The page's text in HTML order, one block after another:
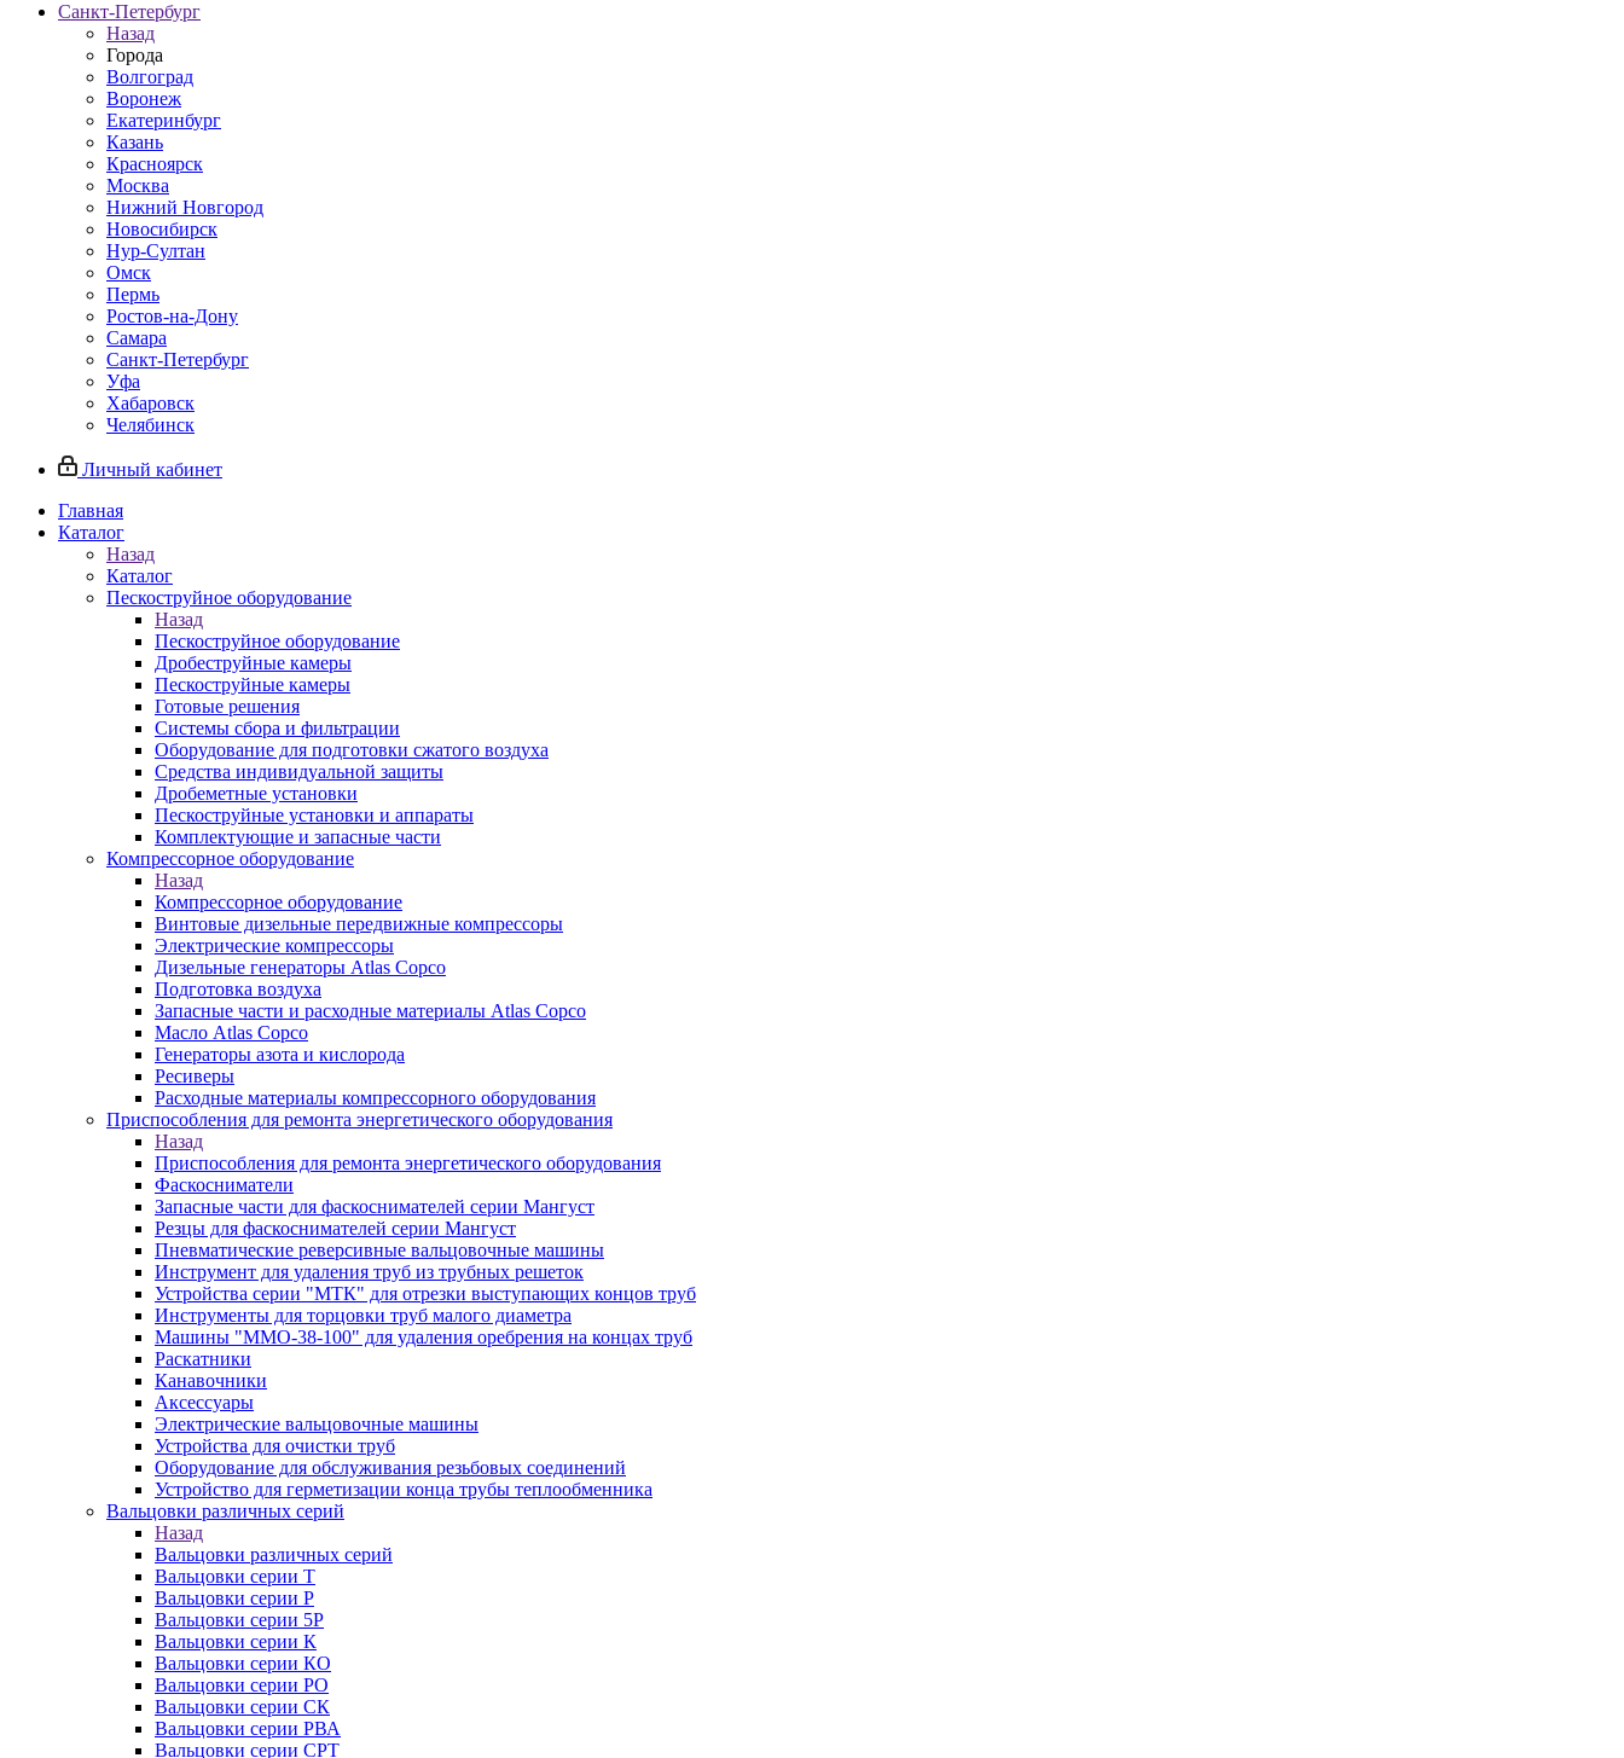
Санкт-Петербург
Назад
Города
Волгоград
Воронеж
Екатеринбург
Казань
Красноярск
Москва
Нижний Новгород
Новосибирск
Нур-Султан
Омск
Пермь
Ростов-на-Дону
Самара
Санкт-Петербург
Уфа
Хабаровск
Челябинск
Личный кабинет
Главная
Каталог
Назад
Каталог
Пескоструйное оборудование
Назад
Пескоструйное оборудование
Дробеструйные камеры
Пескоструйные камеры
Готовые решения
Системы сбора и фильтрации
Оборудование для подготовки сжатого воздуха
Средства индивидуальной защиты
Дробеметные установки
Пескоструйные установки и аппараты
Комплектующие и запасные части
Компрессорное оборудование
Назад
Компрессорное оборудование
Винтовые дизельные передвижные компрессоры
Электрические компрессоры
Дизельные генераторы Atlas Copco
Подготовка воздуха
Запасные части и расходные материалы Atlas Copco
Масло Atlas Copco
Генераторы азота и кислорода
Ресиверы
Расходные материалы компрессорного оборудования
Приспособления для ремонта энергетического оборудования
Назад
Приспособления для ремонта энергетического оборудования
Фаскосниматели
Запасные части для фаскоснимателей серии Мангуст
Резцы для фаскоснимателей серии Мангуст
Пневматические реверсивные вальцовочные машины
Инструмент для удаления труб из трубных решеток
Устройства серии "МТК" для отрезки выступающих концов труб
Инструменты для торцовки труб малого диаметра
Машины "ММО-38-100" для удаления оребрения на концах труб
Раскатники
Канавочники
Аксессуары
Электрические вальцовочные машины
Устройства для очистки труб
Оборудование для обслуживания резьбовых соединений
Устройство для герметизации конца трубы теплообменника
Вальцовки различных серий
Назад
Вальцовки различных серий
Вальцовки серии Т
Вальцовки серии Р
Вальцовки серии 5Р
Вальцовки серии К
Вальцовки серии КО
Вальцовки серии РО
Вальцовки серии СК
Вальцовки серии РВА
Вальцовки серии СРТ